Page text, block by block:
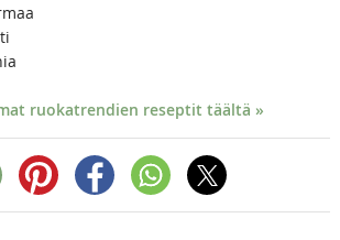
ruokatrendien reseptit täältä »